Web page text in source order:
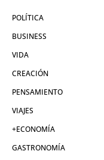
POLÍTICA
BUSINESS
VIDA
CREACIÓN
PENSAMIENTO
VIAJES
+ECONOMÍA
GASTRONOMÍA